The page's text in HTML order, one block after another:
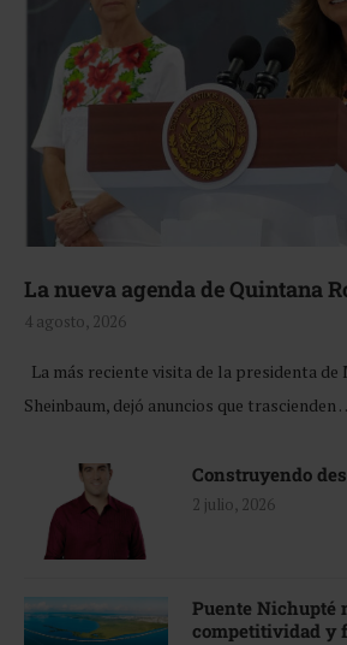
La nueva agenda de Quintana
4 agosto, 2026
La más reciente visita de la presidenta de
Sheinbaum, dejó anuncios que trascienden
Construyendo
2 julio, 2026
Puente Nichupté
competitividad y